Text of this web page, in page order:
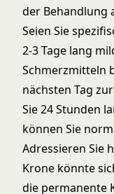
der Behandlung
Seien Sie
2-3 Tage lang
Schmerzmitteln
nächsten Tag
Sie 24 Stunden
können Sie
Adressieren Sie
Krone könnte
die permanente